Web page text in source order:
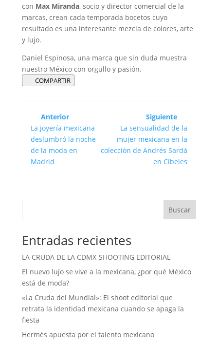
con Max Miranda, socio y director comercial de la
marcas, crean cada temporada bocetos cuyo
resultado es una interesante mezcla de colores, arte
y lujo.
Daniel Espinosa, una marca que sin duda muestra
nuestro México con orgullo y pasión.
COMPARTIR
Anterior
La joyería mexicana
deslumbró la noche
de la moda en
Madrid
Siguiente
La sensualidad de la
mujer mexicana en la
colección de Andrés Sardá
en Cibeles
Buscar
Entradas recientes
LA CRUDA DE LA CDMX-SHOOTING EDITORIAL
El nuevo lujo se vive a la mexicana, ¿por qué México
está de moda?
«La Cruda del Mundial»: El shoot editorial que
retrata la identidad mexicana cuando se apaga la
fiesta
Hermès apuesta por el talento mexicano